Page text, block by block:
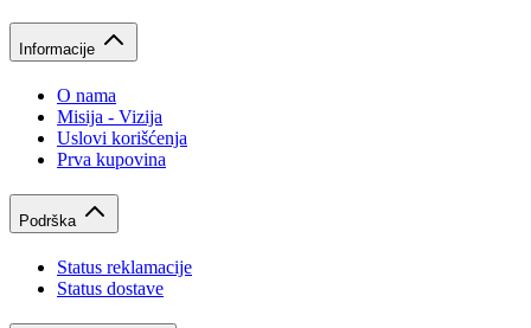
Informacije
O nama
Misija - Vizija
Uslovi korišćenja
Prva kupovina
Podrška
Status reklamacije
Status dostave